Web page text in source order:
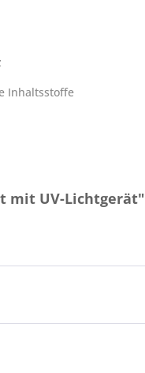
Inhaltsstoffe
mit UV-Lichtgerät"